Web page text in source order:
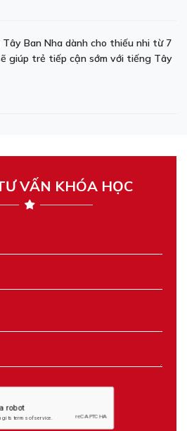
Ban Nha dành cho thiếu nhi từ 7
giúp trẻ tiếp cận sớm với tiếng Tây
VẤN KHÓA HỌC